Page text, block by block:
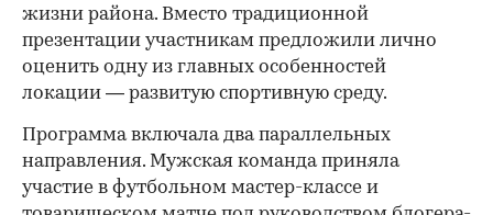
жизни района. Вместо традиционной
презентации участникам предложили лично
оценить одну из главных особенностей
локации — развитую спортивную среду.
Программа включала два параллельных
направления. Мужская команда приняла
участие в футбольном мастер-классе и